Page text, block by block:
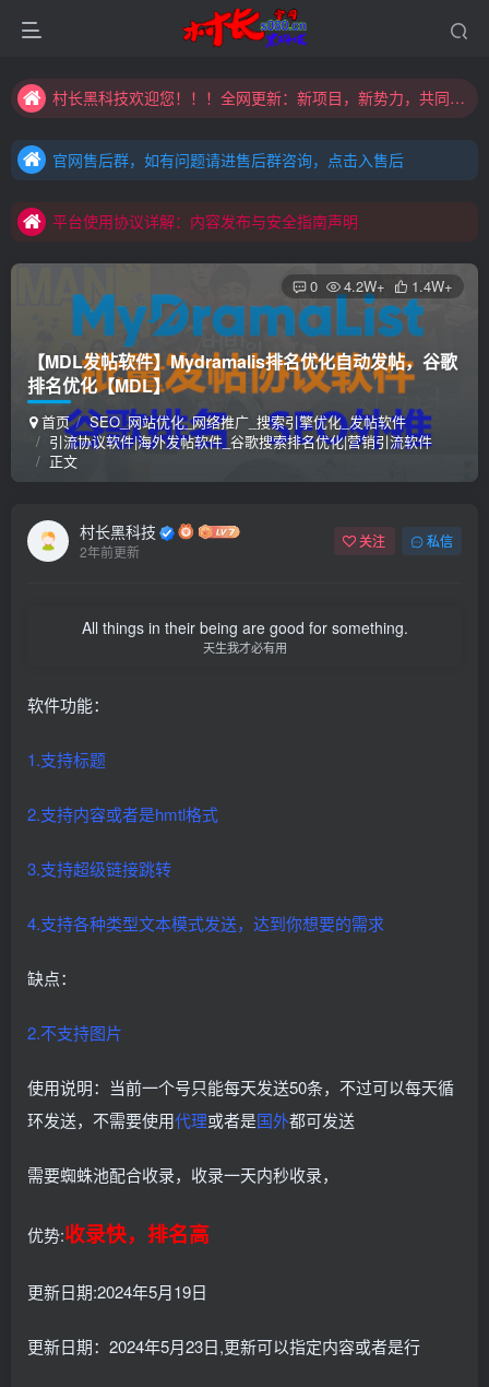
大家注意辨别盗版以免购买到（盗版）非本站购买的软件,本站概不负责!
官网售后群，如有问题请进售后群咨询，点击入售后
官网售后群，如有问题请进售后群咨询，点击入售后
平台使用协议详解：内容发布与安全指南声明
平台使用协议详解：内容发布与安全指南声明
【MDL发帖软件】Mydramalis排名优化自动发帖，谷歌
排名优化【MDL】
首页
SEO_网站优化_网络推广_搜索引擎优化_发帖软件
引流协议软件|海外发帖软件_谷歌搜索排名优化|营销引流软件
正文
0 4.2W+ 1.4W+
村长黑科技
2年前更新
关注 私信
All things in their being are good for something.
天生我才必有用
软件功能：
1.支持标题
2.支持内容或者是hmtl格式
3.支持超级链接跳转
4.支持各种类型文本模式发送，达到你想要的需求
缺点：
2.不支持图片
使用说明：当前一个号只能每天发送50条，不过可以每天循
环发送，不需要使用代理或者是国外都可发送
需要蜘蛛池配合收录，收录一天内秒收录，
优势:收录快，排名高
更新日期:2024年5月19日
更新日期：2024年5月23日,更新可以指定内容或者是行